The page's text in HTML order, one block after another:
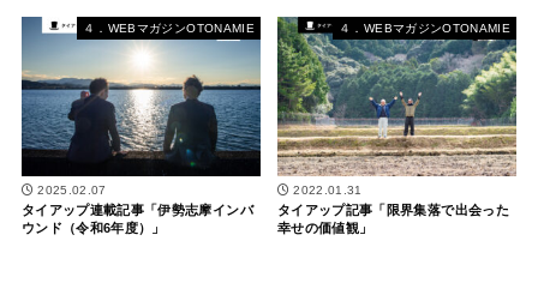
４．WEBマガジンOTONAMIE
2025.02.07
タイアップ連載記事「伊勢志摩インバ
ウンド（令和6年度）」
４．WEBマガジンOTONAMIE
2022.01.31
タイアップ記事「限界集落で出会った
幸せの価値観」